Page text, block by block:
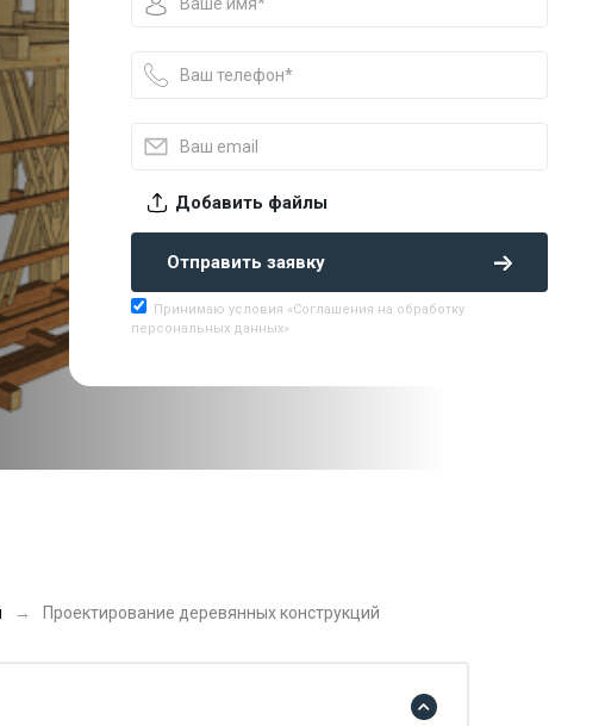
Добавить файлы
Отправить заявку
Принимаю условия «Соглашения на обработку
персональных данных»
Проектирование деревянных конструкций